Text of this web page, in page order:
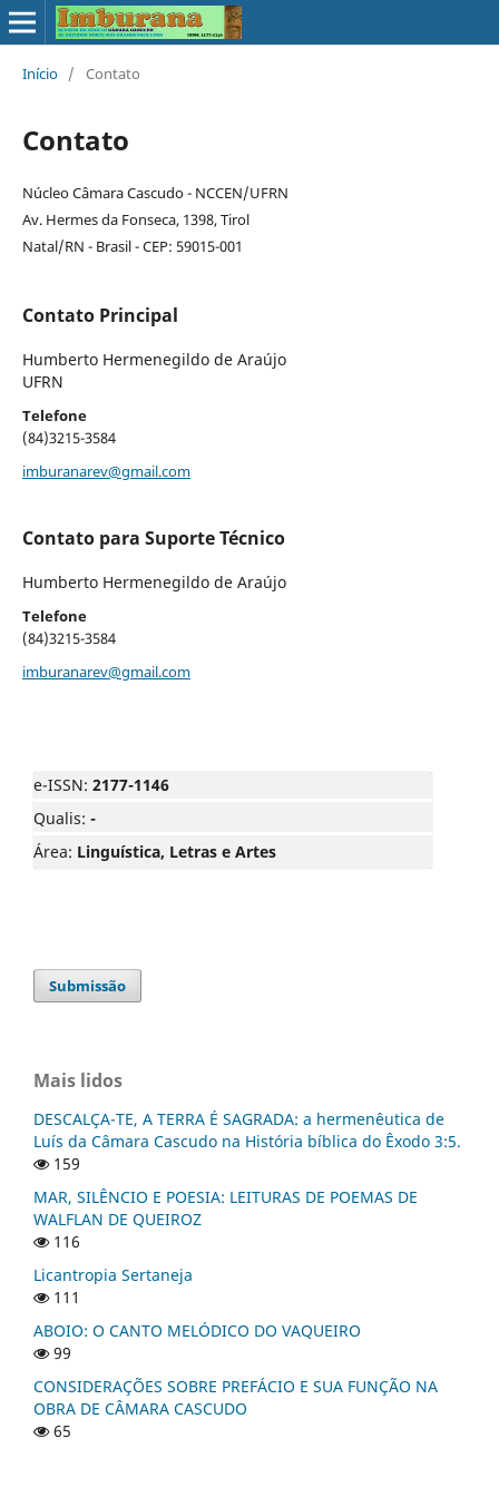
Início / Contato
Contato
Núcleo Câmara Cascudo - NCCEN/UFRN
Av. Hermes da Fonseca, 1398, Tirol
Natal/RN - Brasil - CEP: 59015-001
Contato Principal
Humberto Hermenegildo de Araújo
UFRN
Telefone
(84)3215-3584
imburanarev@gmail.com
Contato para Suporte Técnico
Humberto Hermenegildo de Araújo
Telefone
(84)3215-3584
imburanarev@gmail.com
e-ISSN: 2177-1146
Qualis: -
Área: Linguística, Letras e Artes
Submissão
Mais lidos
DESCALÇA-TE, A TERRA É SAGRADA: a hermenêutica de
Luís da Câmara Cascudo na História bíblica do Êxodo 3:5.
159
MAR, SILÊNCIO E POESIA: LEITURAS DE POEMAS DE
WALFLAN DE QUEIROZ
116
Licantropia Sertaneja
111
ABOIO: O CANTO MELÓDICO DO VAQUEIRO
99
CONSIDERAÇÕES SOBRE PREFÁCIO E SUA FUNÇÃO NA
OBRA DE CÂMARA CASCUDO
65